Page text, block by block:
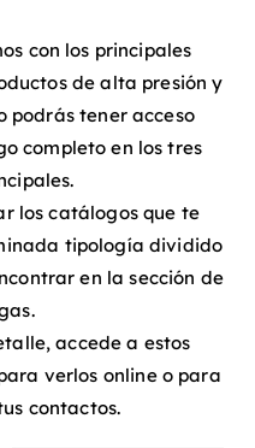
con los principales
de alta presión y
podrás tener acceso
completo en los tres
los catálogos que te
tipología dividido
en la sección de
accede a estos
verlos online o para
contactos.